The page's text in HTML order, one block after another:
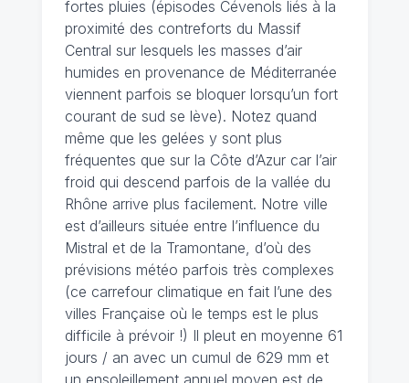
fortes pluies (épisodes Cévenols liés à la
proximité des contreforts du Massif
Central sur lesquels les masses d’air
humides en provenance de Méditerranée
viennent parfois se bloquer lorsqu’un fort
courant de sud se lève). Notez quand
même que les gelées y sont plus
fréquentes que sur la Côte d’Azur car l’air
froid qui descend parfois de la vallée du
Rhône arrive plus facilement. Notre ville
est d’ailleurs située entre l’influence du
Mistral et de la Tramontane, d’où des
prévisions météo parfois très complexes
(ce carrefour climatique en fait l’une des
villes Française où le temps est le plus
difficile à prévoir !) Il pleut en moyenne 61
jours / an avec un cumul de 629 mm et
un ensoleillement annuel moyen est de